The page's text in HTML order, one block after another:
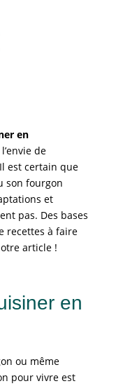
en
de
est certain que
son fourgon
et
pas. Des bases
recettes à faire
article !
en
ou même
pour vivre est